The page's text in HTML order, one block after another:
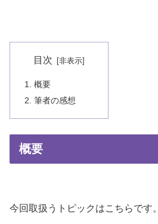
目次
概要
筆者の感想
概要
今回取扱うトピックはこちらです。